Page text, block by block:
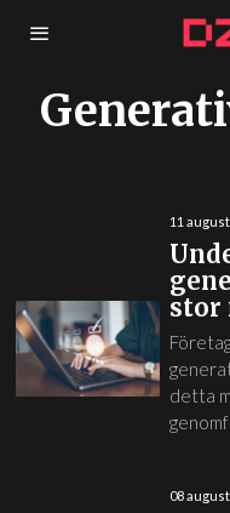
11
stor
detta
08